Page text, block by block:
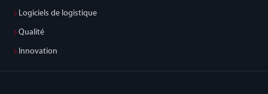
Logiciels de logistique
Qualité
Innovation